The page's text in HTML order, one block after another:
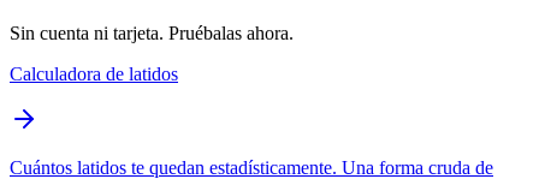
Sin cuenta ni tarjeta. Pruébalas ahora.
Calculadora de latidos
Cuántos latidos te quedan estadísticamente. Una forma cruda de